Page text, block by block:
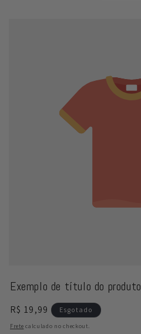
Exemplo de título do produto
Preço
normal
R$ 19,99 Esgotado
Frete calculado no checkout.